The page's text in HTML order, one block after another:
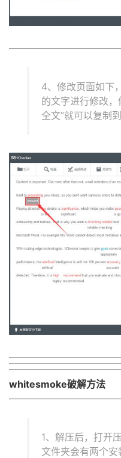
4、修改页面如下
的文字进行修改，
全文”就可以复制到
whitesmoke破解方法
1、解压后，打开
文件夹会有两个